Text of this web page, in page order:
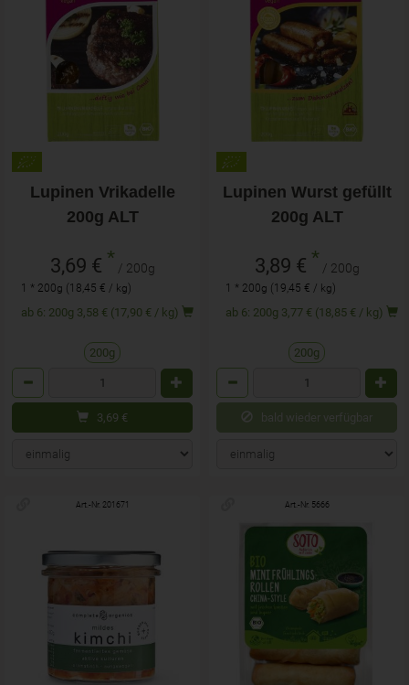
Lupinen Vrikadelle
200g ALT
3,69 € * / 200g
1 * 200g (18,45 € / kg)
ab 6: 200g 3,58 € (17,90 € / kg)
200g
3,69 €
Lupinen Wurst gefüllt
200g ALT
3,89 € * / 200g
1 * 200g (19,45 € / kg)
ab 6: 200g 3,77 € (18,85 € / kg)
200g
bald wieder verfügbar
Art.-Nr. 201671 Art.-Nr. 5666